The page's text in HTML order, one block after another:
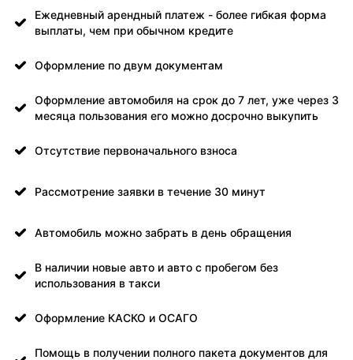
Ежедневный арендный платеж - более гибкая форма
выплаты, чем при обычном кредите
Оформление по двум документам
Оформление автомобиля на срок до 7 лет, уже через 3
месяца пользования его можно досрочно выкупить
Отсутствие первоначального взноса
Рассмотрение заявки в течение 30 минут
Автомобиль можно забрать в день обращения
В наличии новые авто и авто с пробегом без
использования в такси
Оформление КАСКО и ОСАГО
Помощь в получении полного пакета документов для